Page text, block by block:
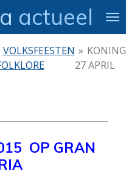
actueel
VOLKSFEESTEN »
27 APRIL
OP GRAN